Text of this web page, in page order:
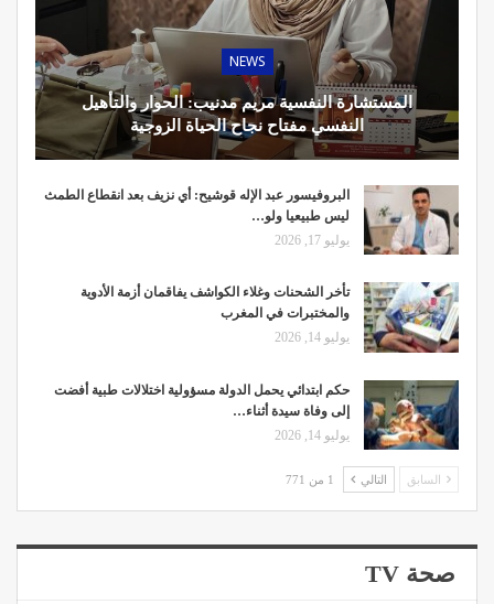
NEWS
المستشارة النفسية مريم مدنيب: الحوار والتأهيل
النفسي مفتاح نجاح الحياة الزوجية
البروفيسور عبد الإله قوشيح: أي نزيف بعد انقطاع الطمث
ليس طبيعيا ولو…
يوليو 17, 2026
تأخر الشحنات وغلاء الكواشف يفاقمان أزمة الأدوية
والمختبرات في المغرب
يوليو 14, 2026
حكم ابتدائي يحمل الدولة مسؤولية اختلالات طبية أفضت
إلى وفاة سيدة أثناء…
يوليو 14, 2026
السابق التالي 1 من 771
صحة TV